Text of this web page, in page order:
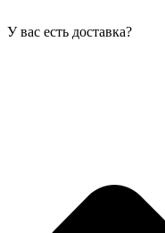
У вас есть доставка?